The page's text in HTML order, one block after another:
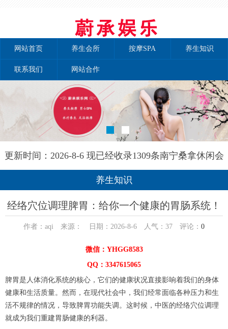
网站首页 养生会所 按摩SPA 养生知识
联系我们 网站合作
更新时间：2026-8-6 现已经收录1309条南宁桑拿休闲会
所-南宁秘境养生网信息
养生知识
经络穴位调理脾胃：给你一个健康的胃肠系统！
作者：aqi 来源： 日期：2026-8-6 人气： 37 评论： 0
微信：YHGG8583
QQ：3347615065
脾胃是人体消化系统的核心，它们的健康状况直接影响着我们的身体
健康和生活质量。然而，在现代社会中，我们经常面临各种压力和生
活不规律的情况，导致脾胃功能失调。这时候，中医的经络穴位调理
就成为我们重建胃肠健康的利器。